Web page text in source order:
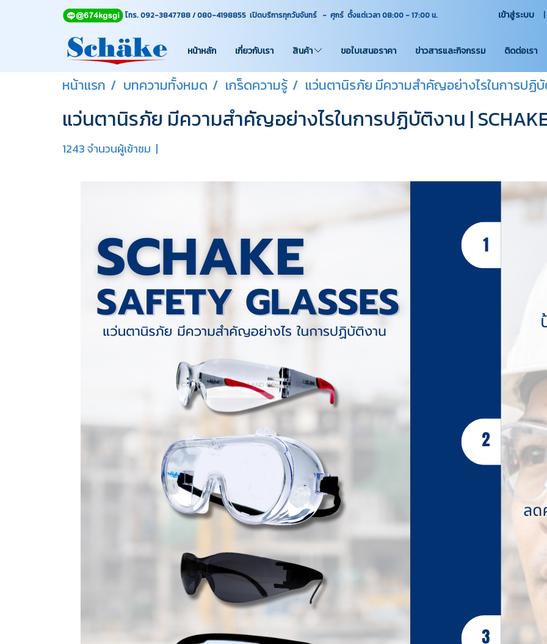
โทร. 092-3847788 / 080-4198855 เปิดบริการทุกวันจันทร์ - ศุกร์ ตั้งแต่เวลา 08:00 - 17:00น. เข้าสู่ระบบ
หน้าหลัก เกี่ยวกับเรา สินค้า ขอใบเสนอราคา ข่าวสารและกิจกรรม ติดต่อเรา
หน้าแรก บทความทั้งหมด เกร็ดความรู้ แว่นตานิรภัย มีความสำคัญอย่างไรในการปฏิบั
แว่นตานิรภัย มีความสำคัญอย่างไรในการปฏิบัติงาน |
1243 จำนวนผู้เข้าชม |